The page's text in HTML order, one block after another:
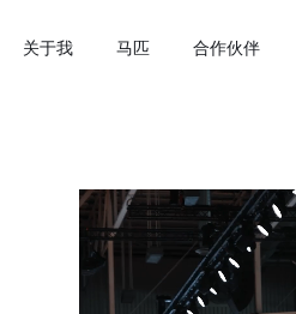
关于我 马匹 合作伙伴